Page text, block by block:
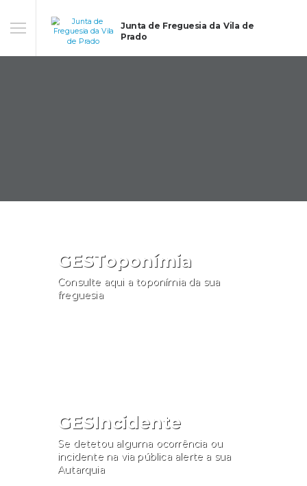
Junta de Freguesia da Vila de
Prado
GESToponímia
Consulte aqui a toponímia da sua
freguesia
GESIncidente
Se detetou alguma ocorrência ou
incidente na via pública alerte a sua
Autarquia